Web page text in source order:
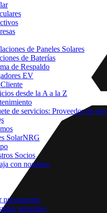
de Paneles Solares
de Baterías
de Respaldo
EV
desde la A a la Z
de servicios: Proveedor de
SolarNRG
Socios
con nosotros
presupuesto
generales